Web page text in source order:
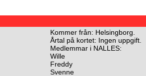
Kommer från: Helsingborg.
Årtal på kortet: Ingen uppgift.
Medlemmar i NALLES:
Wille
Freddy
Svenne